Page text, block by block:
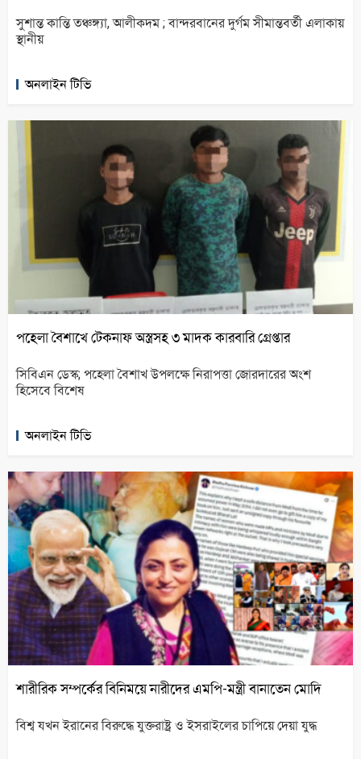
সুশান্ত কান্তি তঞ্চঙ্গ্যা, আলীকদম ; বান্দরবানের দুর্গম সীমান্তবর্তী এলাকায়
স্থানীয়
অনলাইন টিভি
পহেলা বৈশাখে টেকনাফ অস্ত্রসহ ৩ মাদক কারবারি গ্রেপ্তার
সিবিএন ডেস্ক; পহেলা বৈশাখ উপলক্ষে নিরাপত্তা জোরদারের অংশ
হিসেবে বিশেষ
অনলাইন টিভি
শারীরিক সম্পর্কের বিনিময়ে নারীদের এমপি-মন্ত্রী বানাতেন মোদি
বিশ্ব যখন ইরানের বিরুদ্ধে যুক্তরাষ্ট্র ও ইসরাইলের চাপিয়ে দেয়া যুদ্ধ